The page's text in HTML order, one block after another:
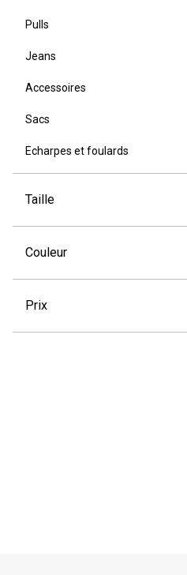
Pulls
Jeans
Accessoires
Sacs
Echarpes et foulards
Taille
Couleur
Prix